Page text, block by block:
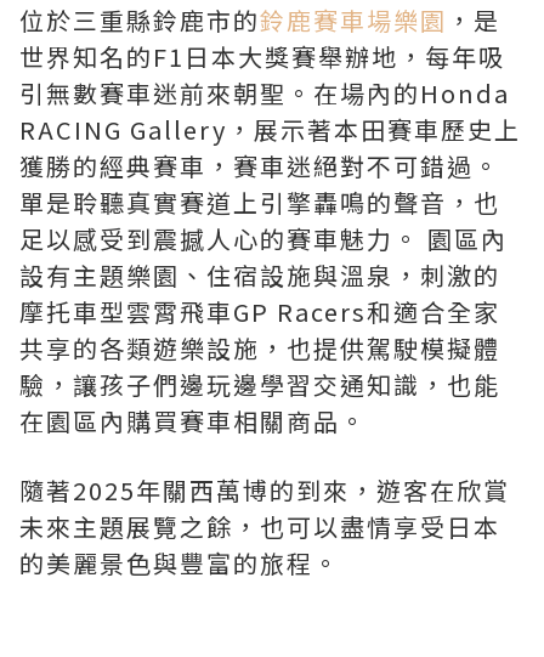
位於三重縣鈴鹿市的鈴鹿賽車場樂園 ，是
世界知名的F1日本大獎賽舉辦地，每年吸
引無數賽車迷前來朝聖。在場內的Honda
RACING Gallery，展示著本田賽車歷史上
獲勝的經典賽車，賽車迷絕對不可錯過。
單是聆聽真實賽道上引擎轟鳴的聲音，也
足以感受到震撼人心的賽車魅力。 園區內
設有主題樂園、住宿設施與溫泉，刺激的
摩托車型雲霄飛車GP Racers和適合全家
共享的各類遊樂設施，也提供駕駛模擬體
驗，讓孩子們邊玩邊學習交通知識，也能
在園區內購買賽車相關商品。
隨著2025年關西萬博的到來，遊客在欣賞
未來主題展覽之餘，也可以盡情享受日本
的美麗景色與豐富的旅程。